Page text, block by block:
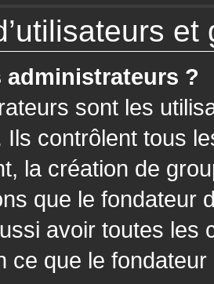
et
administrateurs ?
sont les
Ils contrôlent tous
la création de
que le fondateur
avoir toutes les
ce que le